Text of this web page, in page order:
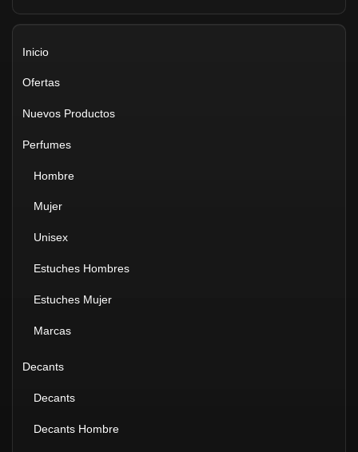
Inicio
Ofertas
Nuevos Productos
Perfumes
Hombre
Mujer
Unisex
Estuches Hombres
Estuches Mujer
Marcas
Decants
Decants
Decants Hombre